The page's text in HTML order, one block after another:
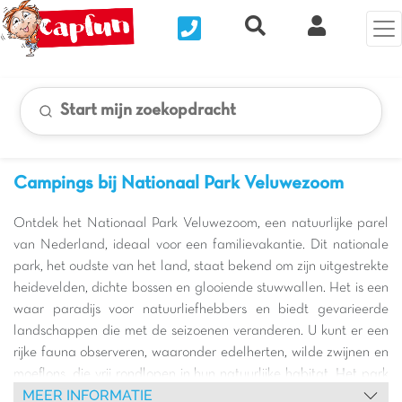
Nous contacterRecherche rapide
Mijn Clix
Start mijn zoekopdracht
Campings bij Nationaal Park Veluwezoom
Ontdek het Nationaal Park Veluwezoom, een natuurlijke parel
van Nederland, ideaal voor een familievakantie. Dit nationale
park, het oudste van het land, staat bekend om zijn uitgestrekte
heidevelden, dichte bossen en glooiende stuwwallen. Het is een
waar paradijs voor natuurliefhebbers en biedt gevarieerde
landschappen die met de seizoenen veranderen. U kunt er een
rijke fauna observeren, waaronder edelherten, wilde zwijnen en
moeflons, die vrij rondlopen in hun natuurlijke habitat. Het park
is ook beroemd om zijn prachtige kleuren aan het einde van de
MEER INFORMATIE